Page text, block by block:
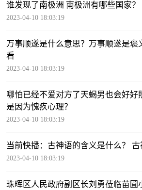
谁发现了南极洲 南极洲有哪些国家？
2023-04-10 18:03:19
万事顺遂是什么意思？万事顺遂是褒
看
2023-04-10 18:03:19
哪怕已经不爱对方了天蝎男也会好好
是因为愧疚心理？
2023-04-10 18:03:19
当前快播：古神语的含义是什么？ 古
2023-04-10 18:03:19
珠晖区人民政府副区长刘勇莅临苗圃